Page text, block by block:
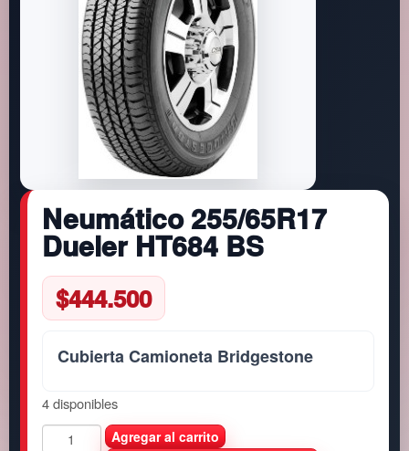
Neumático 255/65R17
Dueler HT684 BS
$444.500
Cubierta Camioneta Bridgestone
4 disponibles
N
Agregar al carrito